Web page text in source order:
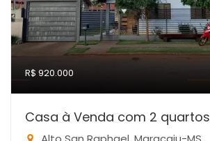
R$ 920.000
Casa à Venda com 2 quartos